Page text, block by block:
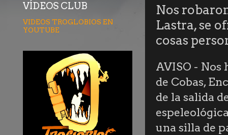
Nos
Lastra, se
cosas
AVISO - Nos
de Cobas,
de la salida
una silla de
VÍDEOS CLUB
VIDEOS TROGLOBIOS EN
YOUTUBE